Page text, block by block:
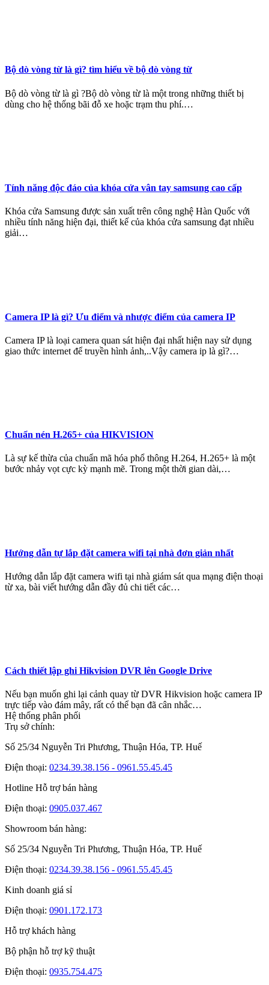
Bộ dò vòng từ là gì? tìm hiểu về bộ dò vòng từ
Bộ dò vòng từ là gì ?Bộ dò vòng từ là một trong những thiết bị
dùng cho hệ thống bãi đỗ xe hoặc trạm thu phí.…
Tính năng độc đáo của khóa cửa vân tay samsung cao cấp
Khóa cửa Samsung được sản xuất trên công nghệ Hàn Quốc với
nhiều tính năng hiện đại, thiết kế của khóa cửa samsung đạt nhiều
giải…
Camera IP là gì? Ưu điểm và nhược điểm của camera IP
Camera IP là loại camera quan sát hiện đại nhất hiện nay sử dụng
giao thức internet để truyền hình ảnh,..Vậy camera ip là gì?…
Chuẩn nén H.265+ của HIKVISION
Là sự kế thừa của chuẩn mã hóa phổ thông H.264, H.265+ là một
bước nhảy vọt cực kỳ mạnh mẽ. Trong một thời gian dài,…
Hướng dẫn tự lắp đặt camera wifi tại nhà đơn giản nhất
Hướng dẫn lắp đặt camera wifi tại nhà giám sát qua mạng điện thoại
từ xa, bài viết hướng dẫn đầy đủ chi tiết các…
Cách thiết lập ghi Hikvision DVR lên Google Drive
Nếu bạn muốn ghi lại cảnh quay từ DVR Hikvision hoặc camera IP
trực tiếp vào đám mây, rất có thể bạn đã cân nhắc…
Hệ thống phân phối
Trụ sở chính:
Số 25/34 Nguyễn Tri Phương, Thuận Hóa, TP. Huế
Điện thoại: 0234.39.38.156 - 0961.55.45.45
Hotline Hỗ trợ bán hàng
Điện thoại: 0905.037.467
Showroom bán hàng:
Số 25/34 Nguyễn Tri Phương, Thuận Hóa, TP. Huế
Điện thoại: 0234.39.38.156 - 0961.55.45.45
Kinh doanh giá sỉ
Điện thoại: 0901.172.173
Hỗ trợ khách hàng
Bộ phận hỗ trợ kỹ thuật
Điện thoại: 0935.754.475